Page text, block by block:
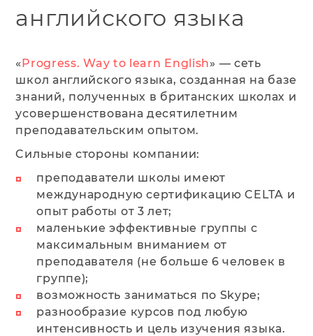
английского языка
«Progress. Way to learn English» — сеть
школ английского языка, созданная на базе
знаний, полученных в британских школах и
усовершенствована десятилетним
преподавательским опытом.
Cильные стороны компании:
преподаватели школы имеют
международную сертификацию CELTA и
опыт работы от 3 лет;
маленькие эффективные группы с
максимальным вниманием от
преподавателя (не больше 6 человек в
группе);
возможность заниматься по Skype;
разнообразие курсов под любую
интенсивность и цель изучения языка.